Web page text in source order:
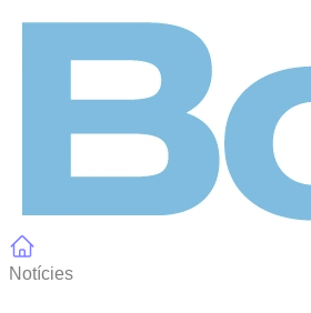
Notícies